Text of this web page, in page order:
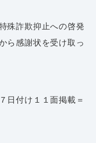
殊詐欺抑止への啓発
ら感謝状を受け取っ
日付け１１面掲載＝